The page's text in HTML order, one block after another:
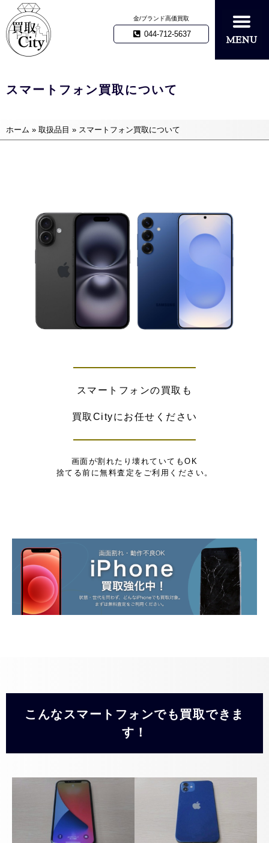
金/ブランド高価買取
044-712-5637
スマートフォン買取について
ホーム » 取扱品目 » スマートフォン買取について
スマートフォンの買取も
買取Cityにお任せください
画面が割れたり壊れていてもOK
捨てる前に無料査定をご利用ください。
こんなスマートフォンでも買取できま
す！